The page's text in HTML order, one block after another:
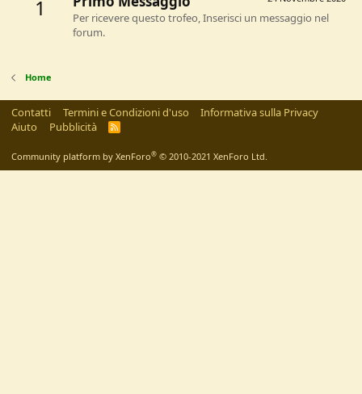
1
Per ricevere questo trofeo, Inserisci un messaggio nel
forum.
Home
Contatti Termini e Condizioni d'uso
Informativa sulla Privacy
Aiuto
Pubblicità
R
Community platform by XenForo® © 2010-2021 XenForo Ltd.